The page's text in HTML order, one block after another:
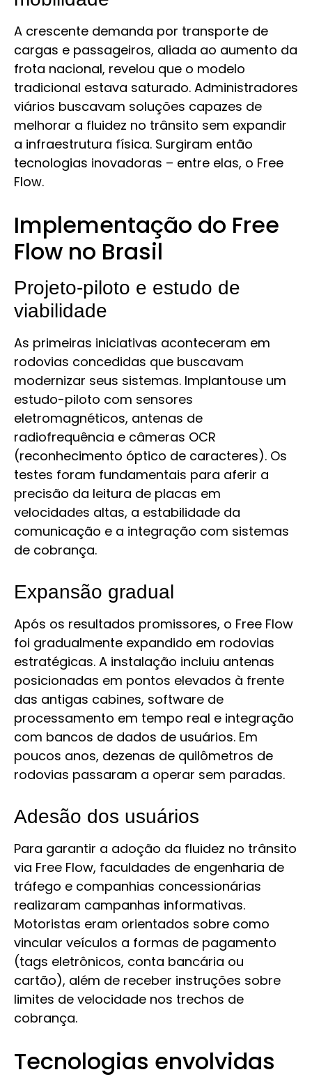
A crescente demanda por transporte de
cargas e passageiros, aliada ao aumento da
frota nacional, revelou que o modelo
tradicional estava saturado. Administradores
viários buscavam soluções capazes de
melhorar a fluidez no trânsito sem expandir
a infraestrutura física. Surgiram então
tecnologias inovadoras – entre elas, o Free
Flow.
Implementação do Free
Flow no Brasil
Projeto-piloto e estudo de
viabilidade
As primeiras iniciativas aconteceram em
rodovias concedidas que buscavam
modernizar seus sistemas. Implantouse um
estudo-piloto com sensores
eletromagnéticos, antenas de
radiofrequência e câmeras OCR
(reconhecimento óptico de caracteres). Os
testes foram fundamentais para aferir a
precisão da leitura de placas em
velocidades altas, a estabilidade da
comunicação e a integração com sistemas
de cobrança.
Expansão gradual
Após os resultados promissores, o Free Flow
foi gradualmente expandido em rodovias
estratégicas. A instalação incluiu antenas
posicionadas em pontos elevados à frente
das antigas cabines, software de
processamento em tempo real e integração
com bancos de dados de usuários. Em
poucos anos, dezenas de quilômetros de
rodovias passaram a operar sem paradas.
Adesão dos usuários
Para garantir a adoção da fluidez no trânsito
via Free Flow, faculdades de engenharia de
tráfego e companhias concessionárias
realizaram campanhas informativas.
Motoristas eram orientados sobre como
vincular veículos a formas de pagamento
(tags eletrônicos, conta bancária ou
cartão), além de receber instruções sobre
limites de velocidade nos trechos de
cobrança.
Tecnologias envolvidas